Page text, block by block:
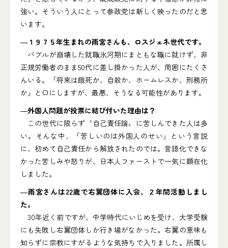
強い。そういう人にとって参政党は新しく映ったのだと思
います。
―１９７５年生まれの雨宮さんも、ロスジェネ世代です。
バブルが崩壊した就職氷河期にまともな職に就けず、非
正規労働者のまま50代に差し掛かった人が、周囲にたくさ
んいる。「将来は餓死か、自殺か、ホームレスか、刑務所
か」と口にしますが、最悪、そうなる可能性があります。
―外国人問題が投票に結び付いた理由は？
この世代に限らず〝自己責任論〟に苦しんできた人は多
い。そんな中、「苦しいのは外国人のせい」という言説
に、初めて自己責任から解放されたのでは。言語化できな
かった苦しみや怒りが、日本人ファーストで一気に顕在化
しました。
―雨宮さんは22歳で右翼団体に入会、２年間活動しまし
た。
30年近く前ですが、中学時代にいじめを受け、大学受験
にも失敗し右翼団体しか行き場がなかった。右翼の意味も
知らずに宗教にすがるような気持ちで入りました。所属し